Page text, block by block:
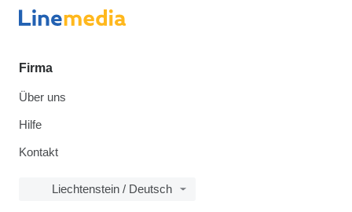
Firma
Über uns
Hilfe
Kontakt
Liechtenstein / Deutsch